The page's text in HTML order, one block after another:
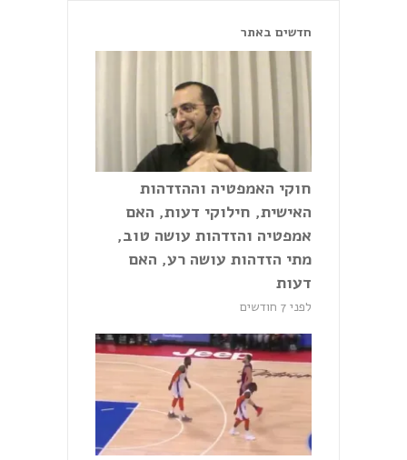
חדשים באתר
חוקי האמפטיה וההזדהות
האישית, חילוקי דעות, האם
אמפטיה והזדהות עושה טוב,
מתי הזדהות עושה רע, האם
דעות
לפני 7 חודשים